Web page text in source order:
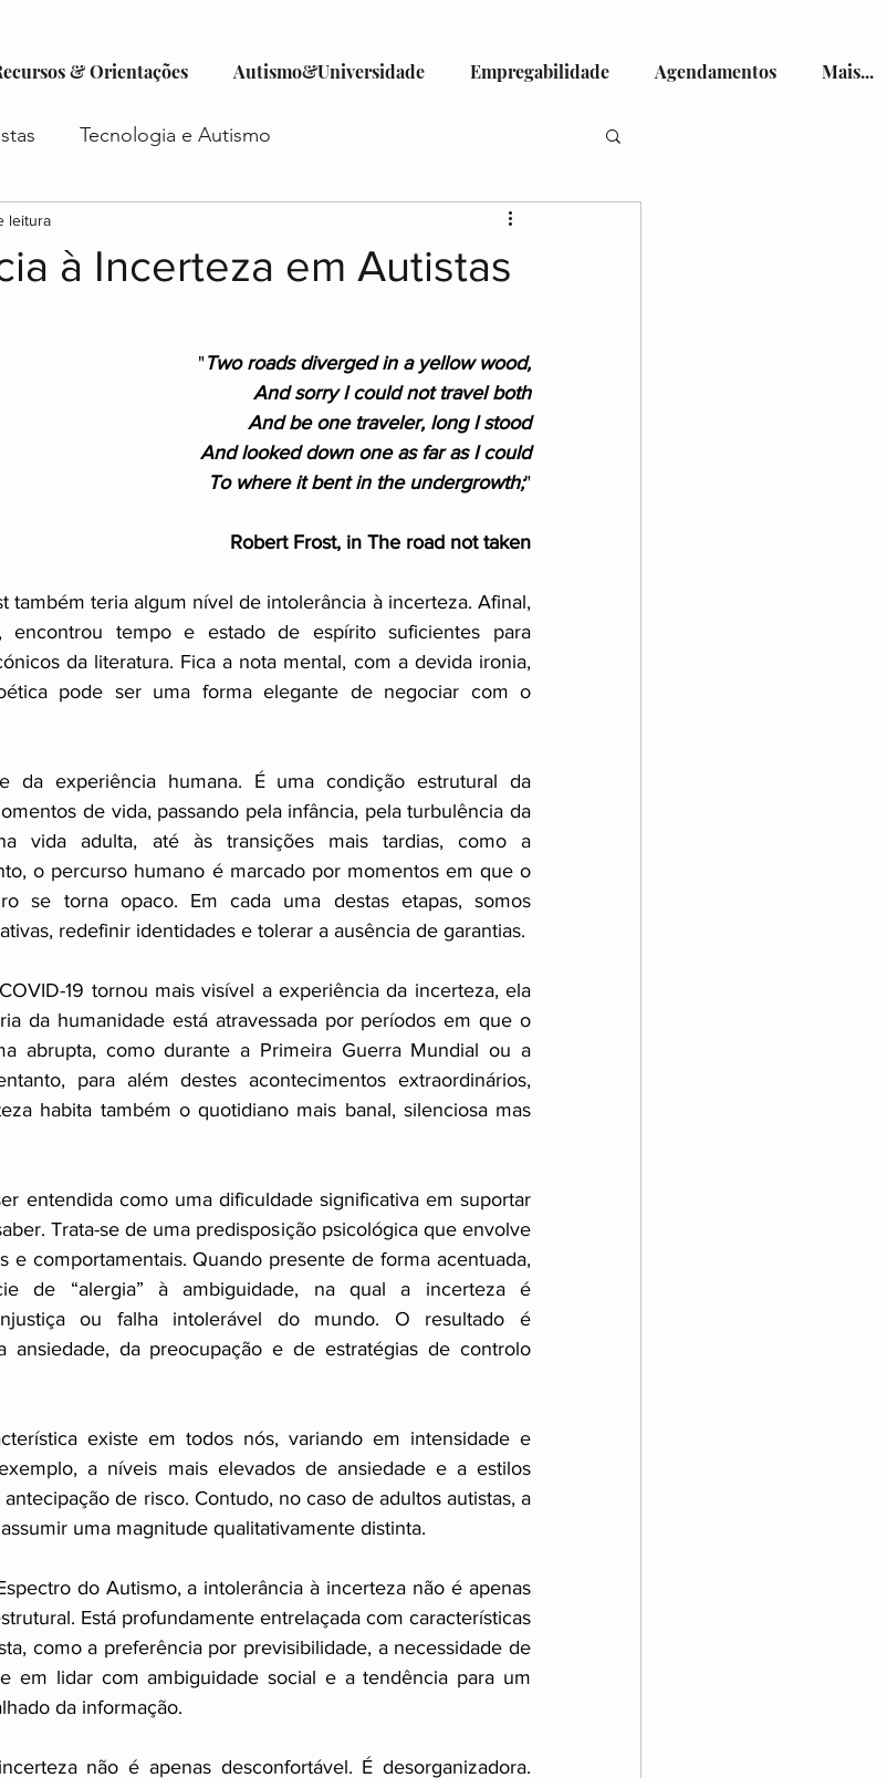
& Orientações Autismo&Universidade Empregabilidade Agendamentos Mais...
Tecnologia e Autismo
e Autismo
Acesso a Serviços de Saúde
Financeiro e Autismo
à Incerteza em Autistas
leitura
"Two roads diverged in a yellow wood,
And sorry I could not travel both
And be one traveler, long I stood
And looked down one as far as I could
To where it bent in the undergrowth;"
Robert Frost, in The road not taken
também teria algum nível de intolerância à incerteza. Afinal,
encontrou tempo e estado de espírito suficientes para
da literatura. Fica a nota mental, com a devida ironia,
pode ser uma forma elegante de negociar com o
da experiência humana. É uma condição estrutural da
de vida, passando pela infância, pela turbulência da
vida adulta, até às transições mais tardias, como a
o percurso humano é marcado por momentos em que o
se torna opaco. Em cada uma destas etapas, somos
redefinir identidades e tolerar a ausência de garantias.
19 tornou mais visível a experiência da incerteza, ela
da humanidade está atravessada por períodos em que o
abrupta, como durante a Primeira Guerra Mundial ou a
para além destes acontecimentos extraordinários,
habita também o quotidiano mais banal, silenciosa mas
entendida como uma dificuldade significativa em suportar
Trata-se de uma predisposição psicológica que envolve
e comportamentais. Quando presente de forma acentuada,
de “alergia” à ambiguidade, na qual a incerteza é
ou falha intolerável do mundo. O resultado é
ansiedade, da preocupação e de estratégias de controlo
existe em todos nós, variando em intensidade e
a níveis mais elevados de ansiedade e a estilos
de risco. Contudo, no caso de adultos autistas, a
uma magnitude qualitativamente distinta.
do Autismo, a intolerância à incerteza não é apenas
Está profundamente entrelaçada com características
como a preferência por previsibilidade, a necessidade de
em lidar com ambiguidade social e a tendência para um
da informação.
não é apenas desconfortável. É desorganizadora.